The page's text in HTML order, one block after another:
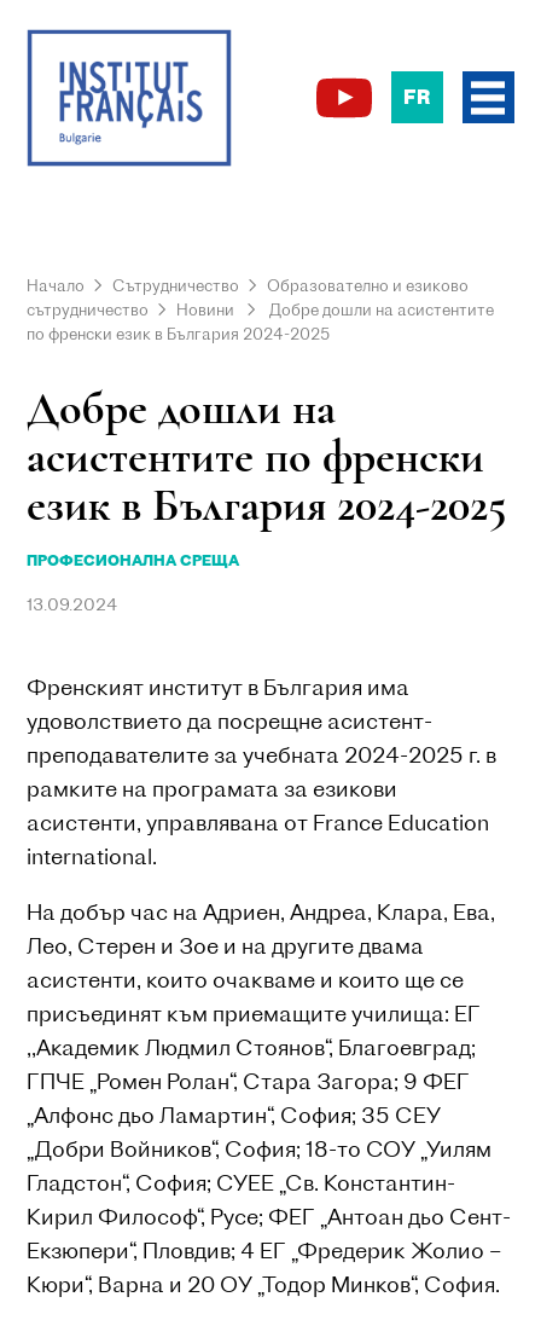
FR
Начало Сътрудничество
Образователно и езиково
сътрудничество
Новини
Добре дошли на асистентите
по френски език в България 2024-2025
Добре дошли на
асистентите по френски
език в България 2024-2025
ПРОФЕСИОНАЛНА СРЕЩА
13.09.2024
Френският институт в България има
удоволствието да посрещне асистент-
преподавателите за учебната 2024-2025 г. в
рамките на програмата за езикови
асистенти, управлявана от France Education
international.
На добър час на Адриен, Андреа, Клара, Ева,
Лео, Стерен и Зое и на другите двама
асистенти, които очакваме и които ще се
присъединят към приемащите училища: ЕГ
,,Академик Людмил Стоянов“, Благоевград;
ГПЧЕ „Ромен Ролан“, Стара Загора; 9 ФЕГ
„Алфонс дьо Ламартин“, София; 35 СЕУ
„Добри Войников“, София; 18-то СОУ „Уилям
Гладстон“, София; СУЕЕ „Св. Константин-
Кирил Философ“, Русе; ФЕГ „Антоан дьо Сент-
Екзюпери“, Пловдив; 4 ЕГ „Фредерик Жолио –
Кюри“, Варна и 20 ОУ „Тодор Минков“, София.